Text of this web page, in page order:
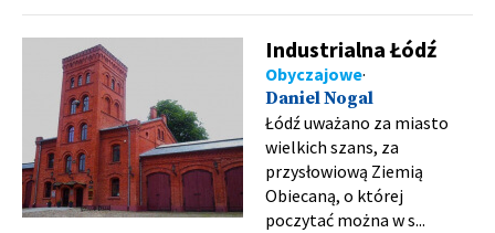
Industrialna Łódź
Obyczajowe
Daniel Nogal
Łódź uważano za miasto
wielkich szans, za
przysłowiową Ziemią
Obiecaną, o której
poczytać można w s...